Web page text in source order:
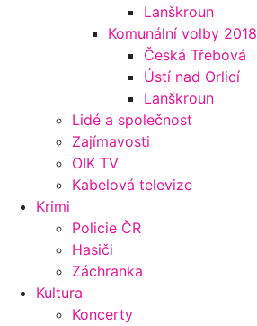
Lanškroun
Komunální volby 2018
Česká Třebová
Ústí nad Orlicí
Lanškroun
Lidé a společnost
Zajímavosti
OIK TV
Kabelová televize
Krimi
Policie ČR
Hasiči
Záchranka
Kultura
Koncerty